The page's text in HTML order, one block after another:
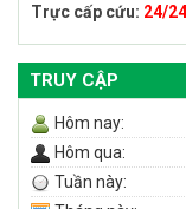
Trực cấp cứu: 24/24
TRUY CẬP
Hôm nay:
Hôm qua:
Tuần này: